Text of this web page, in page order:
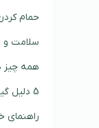
حمام
سلامت و
همه چیز
5 دلیل گیر کردن تخم در طوطی سانان
راهنمای